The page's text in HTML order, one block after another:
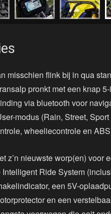
misschien flink bij in qua
pronkt met een knap
via bluetooth voor
modus (Rain, Street,
wheeliecontrole en
z’n nieuwste worp(en)
Intelligent Ride System
een 5V-
en een